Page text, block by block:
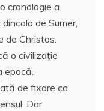
cronologie a
de Sumer,
de Christos.
o civilizaţie
epocă.
de fixare ca
Dar